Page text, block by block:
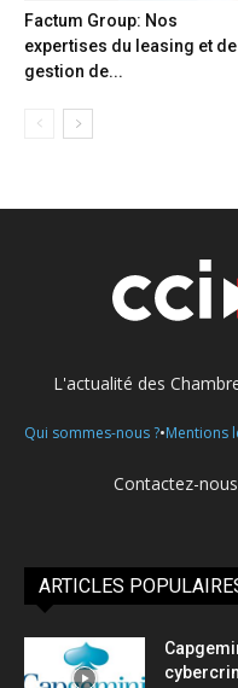
Factum Group: Nos
expertises du leasing et
gestion de...
L'actualité des
Qui sommes-nous ?•Mentions
Contactez-
ARTICLES